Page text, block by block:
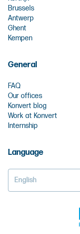
Brussels
Antwerp
Ghent
Kempen
General
FAQ
Our offices
Konvert blog
Work at Konvert
Internship
Language
English